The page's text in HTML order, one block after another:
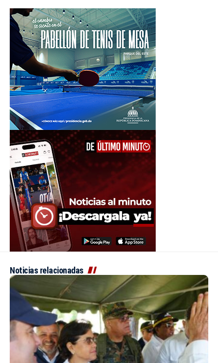
Noticias relacionadas